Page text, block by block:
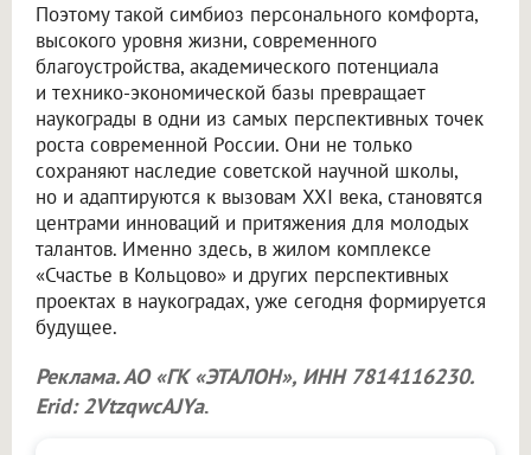
Поэтому такой симбиоз персонального комфорта,
высокого уровня жизни, современного
благоустройства, академического потенциала
и технико-экономической базы превращает
наукограды в одни из самых перспективных точек
роста современной России. Они не только
сохраняют наследие советской научной школы,
но и адаптируются к вызовам XXI века, становятся
центрами инноваций и притяжения для молодых
талантов. Именно здесь, в жилом комплексе
«Счастье в Кольцово» и других перспективных
проектах в наукоградах, уже сегодня формируется
будущее.
Реклама. АО «ГК «ЭТАЛОН», ИНН 7814116230.
Erid: 2VtzqwcAJYa.